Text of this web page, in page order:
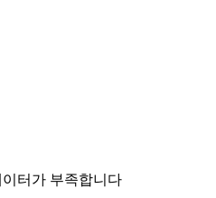
터가 부족합니다